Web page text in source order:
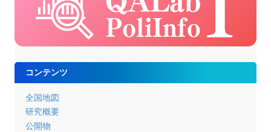
コンテンツ
全国地図
研究概要
公開物